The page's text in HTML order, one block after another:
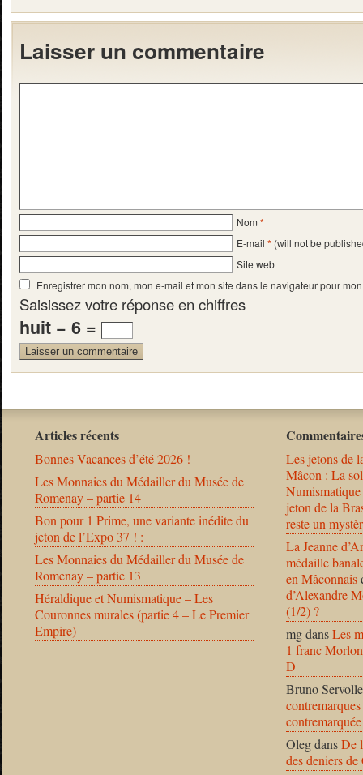
Laisser un commentaire
Nom *
E-mail * (will not be
Site web
Enregistrer mon nom, mon e-mail et mon site dans le navigateur pour
Saisissez votre réponse en chiffres
huit − 6 =
Articles récents
Bonnes Vacances d’été 2026 !
Les Monnaies du Médailler du Musée de
Romenay – partie 14
Bon pour 1 Prime, une variante inédite du
jeton de l’Expo 37 ! :
Les Monnaies du Médailler du Musée de
Romenay – partie 13
Héraldique et Numismatique – Les
Couronnes murales (partie 4 – Le Premier
Empire)
Les jetons de
Mâcon : La
jeton de la
reste un
La Jeanne
médaille
en Mâconnais
d’Alexandre
(1/2) ?
mgdansLes
1 franc
D
Bruno Servolle
OlegdansDe
des deniers